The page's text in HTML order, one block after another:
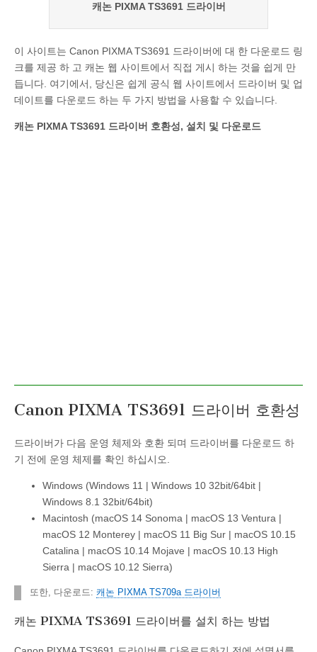
캐논 PIXMA TS3691 드라이버
이 사이트는 Canon PIXMA TS3691 드라이버에 대 한 다운로드 링
크를 제공 하 고 캐논 웹 사이트에서 직접 게시 하는 것을 쉽게 만
듭니다. 여기에서, 당신은 쉽게 공식 웹 사이트에서 드라이버 및 업
데이트를 다운로드 하는 두 가지 방법을 사용할 수 있습니다.
캐논 PIXMA TS3691 드라이버 호환성, 설치 및 다운로드
Canon PIXMA TS3691 드라이버 호환성
드라이버가 다음 운영 체제와 호환 되며 드라이버를 다운로드 하
기 전에 운영 체제를 확인 하십시오.
Windows (Windows 11 | Windows 10 32bit/64bit |
Windows 8.1 32bit/64bit)
Macintosh (macOS 14 Sonoma | macOS 13 Ventura |
macOS 12 Monterey | macOS 11 Big Sur | macOS 10.15
Catalina | macOS 10.14 Mojave | macOS 10.13 High
Sierra | macOS 10.12 Sierra)
또한, 다운로드: 캐논 PIXMA TS709a 드라이버
캐논 PIXMA TS3691 드라이버를 설치 하는 방법